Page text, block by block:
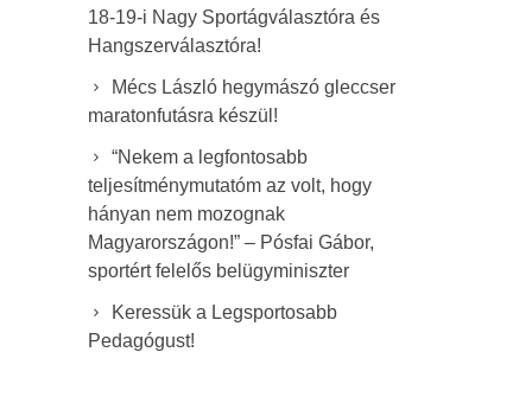
18-19-i Nagy Sportágválasztóra és
Hangszerválasztóra!
Mécs László hegymászó gleccser
maratonfutásra készül!
“Nekem a legfontosabb
teljesítménymutatóm az volt, hogy
hányan nem mozognak
Magyarországon!” – Pósfai Gábor,
sportért felelős belügyminiszter
Keressük a Legsportosabb
Pedagógust!